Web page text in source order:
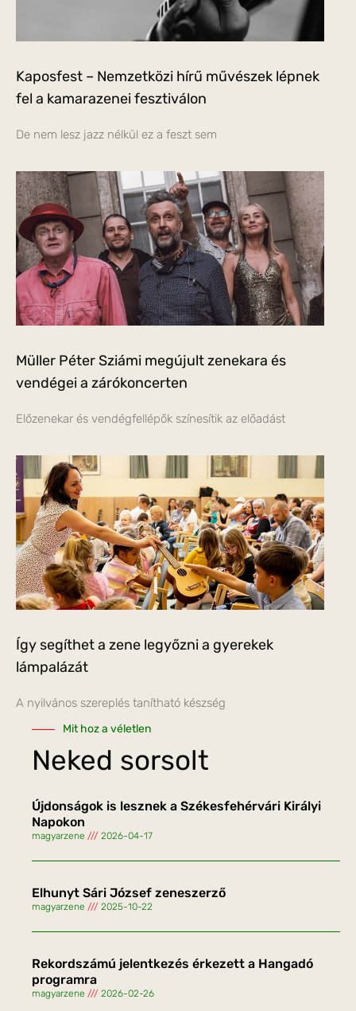
Kaposfest – Nemzetközi hírű művészek lépnek
fel a kamarazenei fesztiválon
De nem lesz jazz nélkül ez a feszt sem
Müller Péter Sziámi megújult zenekara és
vendégei a zárókoncerten
Előzenekar és vendégfellépők színesítik az előadást
Így segíthet a zene legyőzni a gyerekek
lámpalázát
A nyilvános szereplés tanítható készség
Mit hoz a véletlen
Neked sorsolt
Újdonságok is lesznek a Székesfehérvári Királyi
Napokon
magyarzene 2026-04-17
Elhunyt Sári József zeneszerző
magyarzene 2025-10-22
Rekordszámú jelentkezés érkezett a Hangadó
programra
magyarzene 2026-02-26